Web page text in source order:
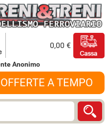
0,00 €
Anonimo
A TEMPO